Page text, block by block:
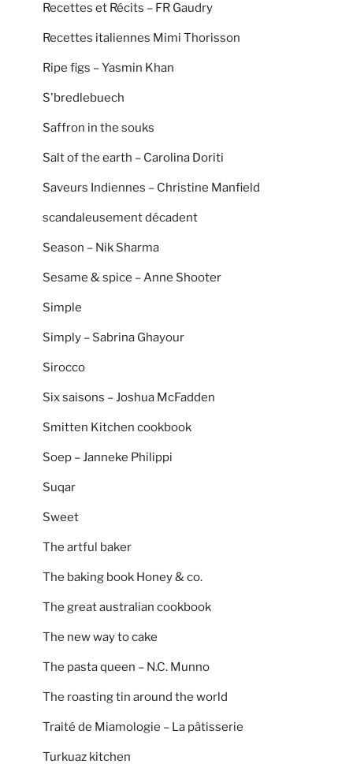
Recettes et Récits – FR Gaudry
Recettes italiennes Mimi Thorisson
Ripe figs – Yasmin Khan
S'bredlebuech
Saffron in the souks
Salt of the earth – Carolina Doriti
Saveurs Indiennes – Christine Manfield
scandaleusement décadent
Season – Nik Sharma
Sesame & spice – Anne Shooter
Simple
Simply – Sabrina Ghayour
Sirocco
Six saisons – Joshua McFadden
Smitten Kitchen cookbook
Soep – Janneke Philippi
Suqar
Sweet
The artful baker
The baking book Honey & co.
The great australian cookbook
The new way to cake
The pasta queen – N.C. Munno
The roasting tin around the world
Traité de Miamologie – La pâtisserie
Turkuaz kitchen